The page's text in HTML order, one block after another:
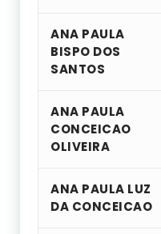
ANA PAULA
BISPO DOS
SANTOS
ANA PAULA
CONCEICAO
OLIVEIRA
ANA PAULA LUZ
DA CONCEICAO